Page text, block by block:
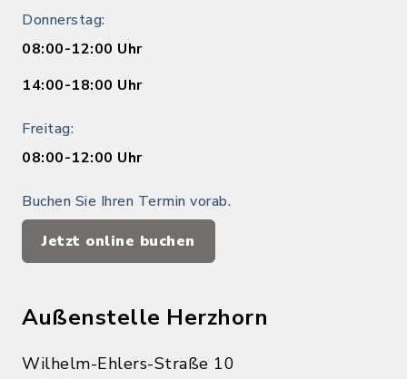
Donnerstag:
08:00-12:00 Uhr
14:00-18:00 Uhr
Freitag:
08:00-12:00 Uhr
Buchen Sie Ihren Termin vorab.
Jetzt online buchen
Außenstelle Herzhorn
Wilhelm-Ehlers-Straße 10